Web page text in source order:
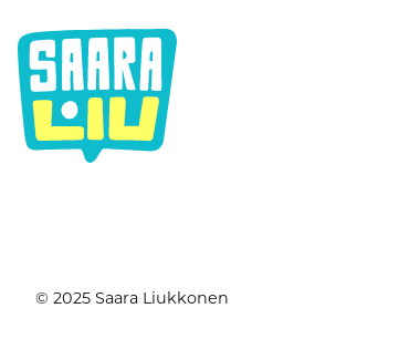
© 2025 Saara Liukkonen